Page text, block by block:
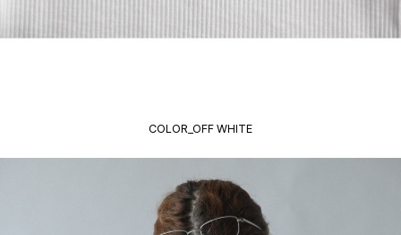
COLOR_OFF WHITE